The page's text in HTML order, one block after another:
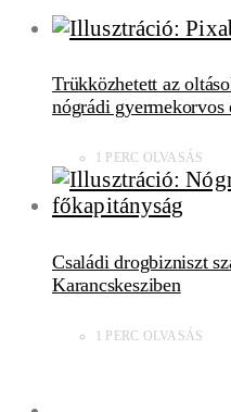
Trükközhetett az
nógrádi gyermekorvos
1 PERC OLVASÁS
Családi drogbizniszt
Karancskesziben
1 PERC OLVASÁS